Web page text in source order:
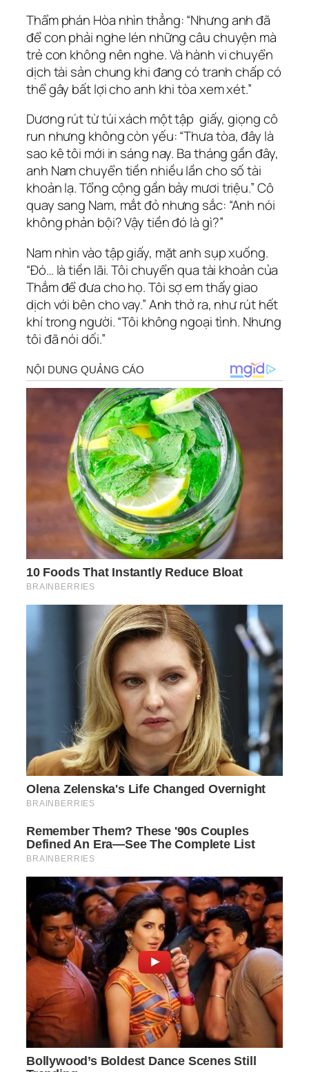
Thẩm phán Hòa nhìn thẳng: “Nhưng anh đã
để con phải nghe lén những câu chuyện mà
trẻ con không nên nghe. Và hành vi chuyển
dịch tài sản chung khi đang có tranh chấp có
thể gây bất lợi cho anh khi tòa xem xét.”
Dương rút từ túi xách một tập giấy, giọng cô
run nhưng không còn yếu: “Thưa tòa, đây là
sao kê tôi mới in sáng nay. Ba tháng gần đây,
anh Nam chuyển tiền nhiều lần cho số tài
khoản lạ. Tổng cộng gần bảy mươi triệu.” Cô
quay sang Nam, mắt đỏ nhưng sắc: “Anh nói
không phản bội? Vậy tiền đó là gì?”
Nam nhìn vào tập giấy, mặt anh sụp xuống.
“Đó… là tiền lãi. Tôi chuyển qua tài khoản của
Thắm để đưa cho họ. Tôi sợ em thấy giao
dịch với bên cho vay.” Anh thở ra, như rút hết
khí trong người. “Tôi không ngoại tình. Nhưng
tôi đã nói dối.”